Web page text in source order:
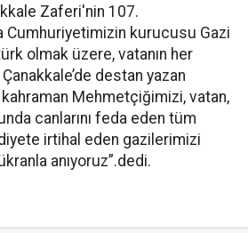
Zaferi'nin 107.
Cumhuriyetimizin kurucusu Gazi
olmak üzere, vatanın her
destan yazan
kahraman Mehmetçiğimizi, vatan,
canlarını feda eden tüm
irtihal eden gazilerimizi
anıyoruz”.dedi.